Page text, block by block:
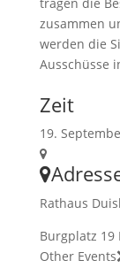
zusammen
werden die
Ausschüsse
Zeit
19.
Rathaus
Burgplatz 19
Other Events